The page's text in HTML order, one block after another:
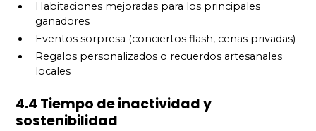
Habitaciones mejoradas para los principales
ganadores
Eventos sorpresa (conciertos flash, cenas privadas)
Regalos personalizados o recuerdos artesanales
locales
4.4 Tiempo de inactividad y
sostenibilidad